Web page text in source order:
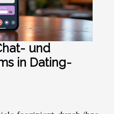
und
in Dating-